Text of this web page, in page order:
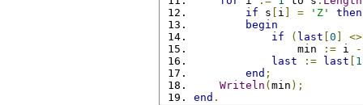
if s i = 'Z'
then
begin
if
( last 0
<>
                min
:= i
-
last
:= last 1
end ;
Writeln ( min );
end .